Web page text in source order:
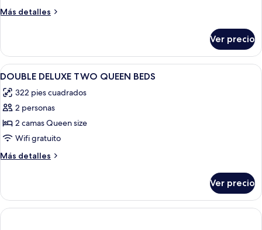
camas
sin
ventanas
Más detalles
Más
doble,
camas
size,
sin
Ver precio
Abrir
todas
las
fotos
de
DOUBLE
DELUXE
TWO
BEDS
Escritorio y espacio para trabajar con
13
DOUBLE DELUXE TWO QUEEN BEDS
322 pies cuadrados
2 personas
2 camas Queen size
Wifi gratuito
Más detalles
Más
DELUXE
TWO
QUEEN
Ver precio